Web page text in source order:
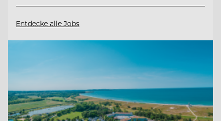
Entdecke alle Jobs